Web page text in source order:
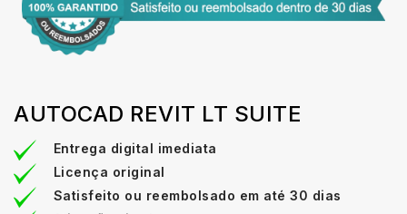
AUTOCAD REVIT LT SUITE
Entrega digital imediata
Licença original
Satisfeito ou reembolsado em até 30 dias